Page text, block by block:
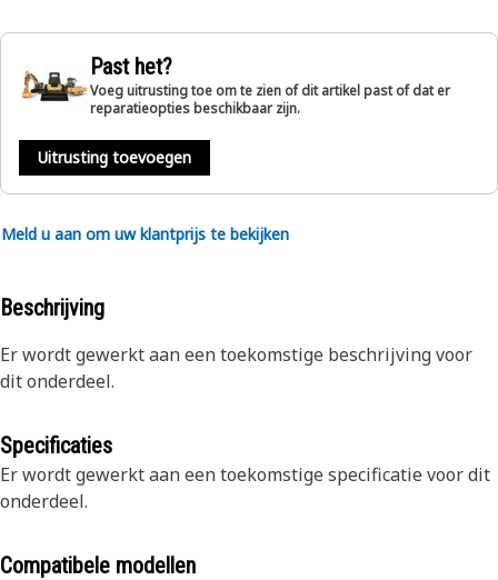
Past het?
Voeg uitrusting toe om te zien of dit artikel past of dat er
reparatieopties beschikbaar zijn.
Uitrusting toevoegen
Meld u aan om uw klantprijs te bekijken
Beschrijving
Er wordt gewerkt aan een toekomstige beschrijving voor
dit onderdeel.
Specificaties
Er wordt gewerkt aan een toekomstige specificatie voor dit
onderdeel.
Compatibele modellen